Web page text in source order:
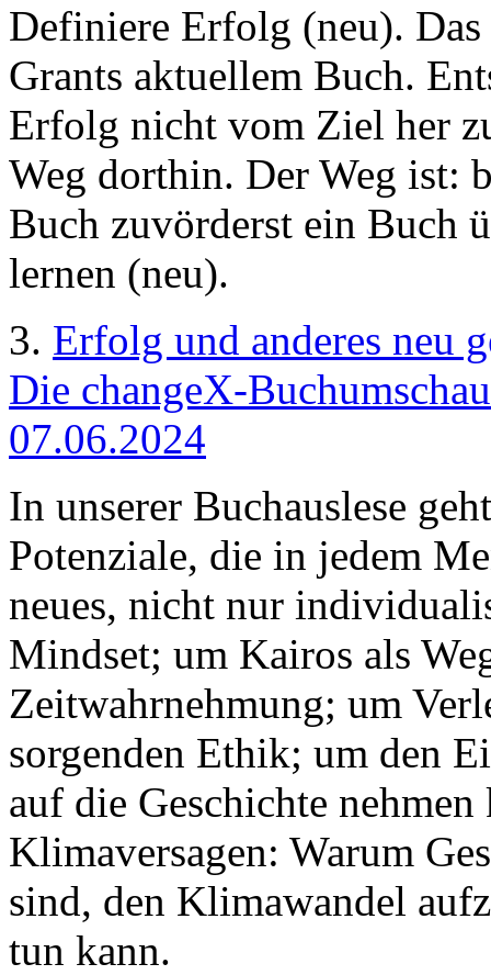
Definiere Erfolg (neu).
Grants aktuellem Buch.
Erfolg nicht vom Ziel her
Weg dorthin. Der Weg ist:
Buch zuvörderst ein Buch
lernen (neu).
3. Erfolg und anderes neu
Die changeX-
07.06.2024
In unserer Buchauslese
Potenziale, die in jedem
neues, nicht nur
Mindset; um Kairos als
Zeitwahrnehmung; um
sorgenden Ethik; um den
auf die Geschichte
Klimaversagen: Warum
sind, den Klimawandel
tun kann.